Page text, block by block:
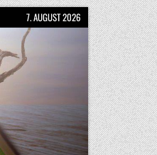
7. AUGUST 2026